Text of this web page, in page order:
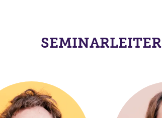
SEMINARLEITER